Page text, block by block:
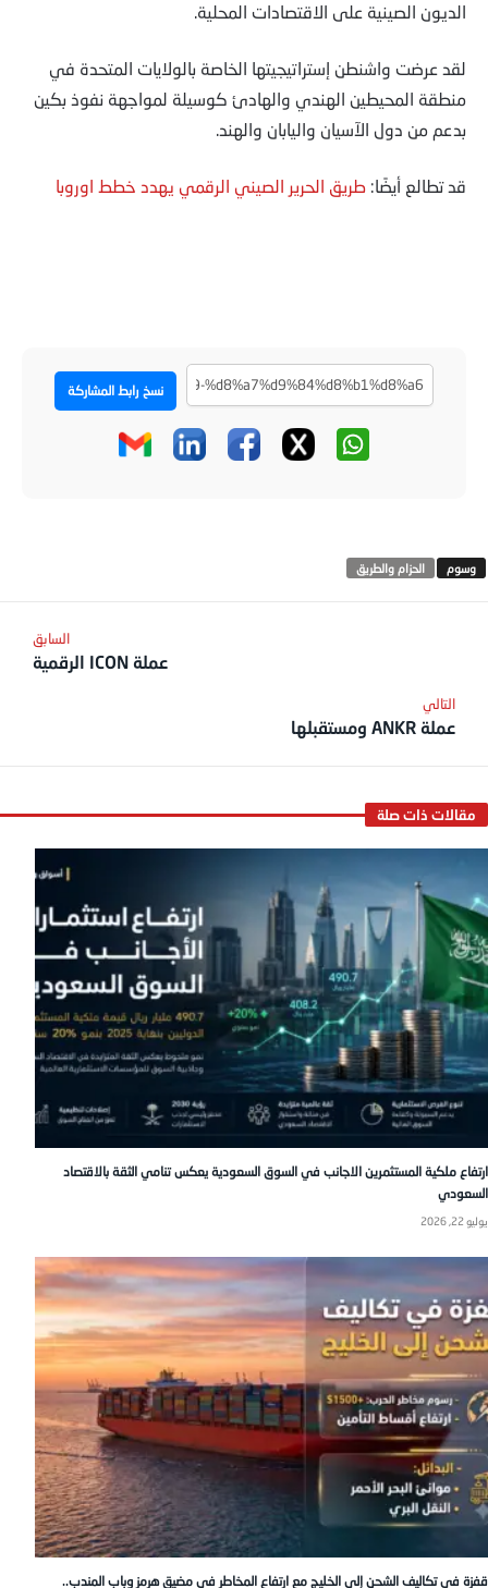
الديون الصينية على الاقتصادات المحلية.
لقد عرضت واشنطن إستراتيجيتها الخاصة بالولايات المتحدة في
منطقة المحيطين الهندي والهادئ كوسيلة لمواجهة نفوذ بكين
بدعم من دول الآسيان واليابان والهند.
قد تطالع أيضًا: طريق الحرير الصيني الرقمي يهدد خطط اوروبا
نسخ رابط المشاركة
الحزام والطريق
عملة ICON الرقمية
عملة ANKR ومستقبلها
ارتفاع ملكية المستثمرين الاجانب في السوق السعودية يعكس تنامي الثقة بالاقتصاد
السعودي
يوليو 22, 2026
قفزة في تكاليف الشحن إلى الخليج مع ارتفاع المخاطر في مضيق هرمز وباب المندب..